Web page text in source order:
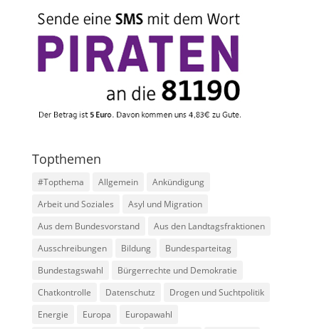
Topthemen
#Topthema Allgemein
Ankündigung
Arbeit und Soziales
Asyl und Migration
Aus dem Bundesvorstand
Aus den Landtagsfraktionen
Ausschreibungen
Bildung
Bundesparteitag
Bundestagswahl
Bürgerrechte und Demokratie
Chatkontrolle
Datenschutz
Drogen und Suchtpolitik
Energie
Europa
Europawahl